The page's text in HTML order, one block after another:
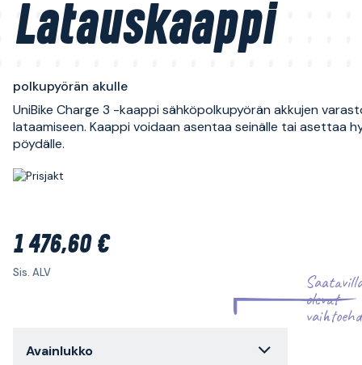
Latauskaappi
polkupyörän akulle
UniBike Charge 3 -kaappi sähköpolkupyörän akkujen
lataamiseen. Kaappi voidaan asentaa seinälle tai asettaa
pöydälle.
1 476,60 €
Sis. ALV
olevat
Avainlukko